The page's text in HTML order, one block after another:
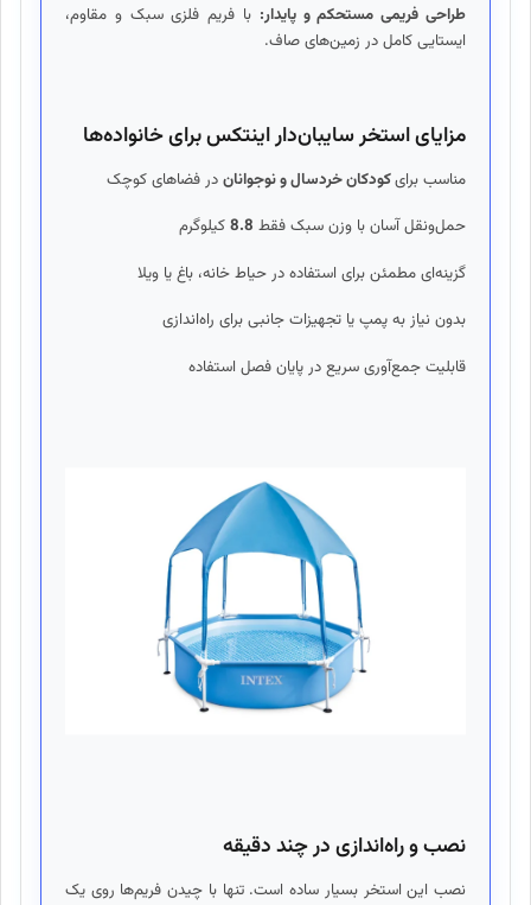
طراحی فریمی مستحکم و پایدار: با فریم فلزی سبک و مقاوم،
ایستایی کامل در زمین‌های صاف.
مزایای استخر سایبان‌دار اینتکس برای خانواده‌ها
مناسب برایکودکان خردسال و نوجواناندر فضاهای کوچک
حمل‌ونقل آسان با وزن سبک فقط 8.8کیلوگرم
گزینه‌ای مطمئن برای استفاده در حیاط خانه، باغ یا ویلا
بدون نیاز به پمپ یا تجهیزات جانبی برای راه‌اندازی
قابلیت جمع‌آوری سریع در پایان فصل استفاده
نصب و راه‌اندازی در چند دقیقه
نصب این استخر بسیار ساده است. تنها با چیدن فریم‌ها روی یک